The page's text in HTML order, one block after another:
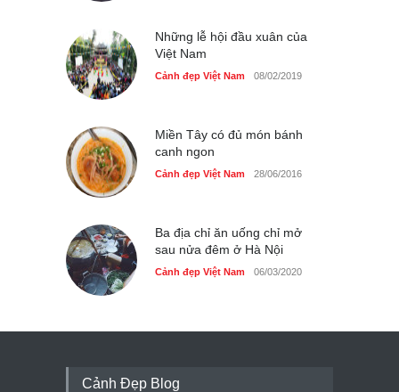
Những lễ hội đầu xuân của
Việt Nam
Cảnh đẹp Việt Nam 08/02/2019
Miền Tây có đủ món bánh
canh ngon
Cảnh đẹp Việt Nam 28/06/2016
Ba địa chỉ ăn uống chỉ mở
sau nửa đêm ở Hà Nội
Cảnh đẹp Việt Nam 06/03/2020
Cảnh Đẹp Blog